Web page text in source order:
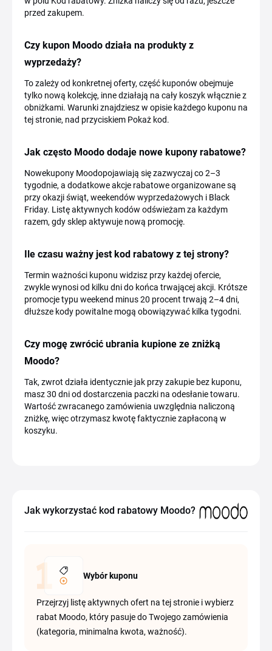
przed zakupem.
Czy kupon Moodo działa na produkty z
wyprzedaży?
To zależy od konkretnej oferty, część kuponów obejmuje
tylko nową kolekcję, inne działają na cały koszyk włącznie z
obniżkami. Warunki znajdziesz w opisie każdego kuponu na
tej stronie, nad przyciskiem Pokaż kod.
Jak często Moodo dodaje nowe kupony rabatowe?
Nowekupony Moodopojawiają się zazwyczaj co 2–3
tygodnie, a dodatkowe akcje rabatowe organizowane są
przy okazji świąt, weekendów wyprzedażowych i Black
Friday. Listę aktywnych kodów odświeżam za każdym
razem, gdy sklep aktywuje nową promocję.
Ile czasu ważny jest kod rabatowy z tej strony?
Termin ważności kuponu widzisz przy każdej ofercie,
zwykle wynosi od kilku dni do końca trwającej akcji. Krótsze
promocje typu weekend minus 20 procent trwają 2–4 dni,
dłuższe kody powitalne mogą obowiązywać kilka tygodni.
Czy mogę zwrócić ubrania kupione ze zniżką
Moodo?
Tak, zwrot działa identycznie jak przy zakupie bez kuponu,
masz 30 dni od dostarczenia paczki na odesłanie towaru.
Wartość zwracanego zamówienia uwzględnia naliczoną
zniżkę, więc otrzymasz kwotę faktycznie zapłaconą w
koszyku.
Jak wykorzystać kod rabatowy Moodo?
Wybór kuponu
Przejrzyj listę aktywnych ofert na tej stronie i wybierz
rabat Moodo, który pasuje do Twojego zamówienia
(kategoria, minimalna kwota, ważność).